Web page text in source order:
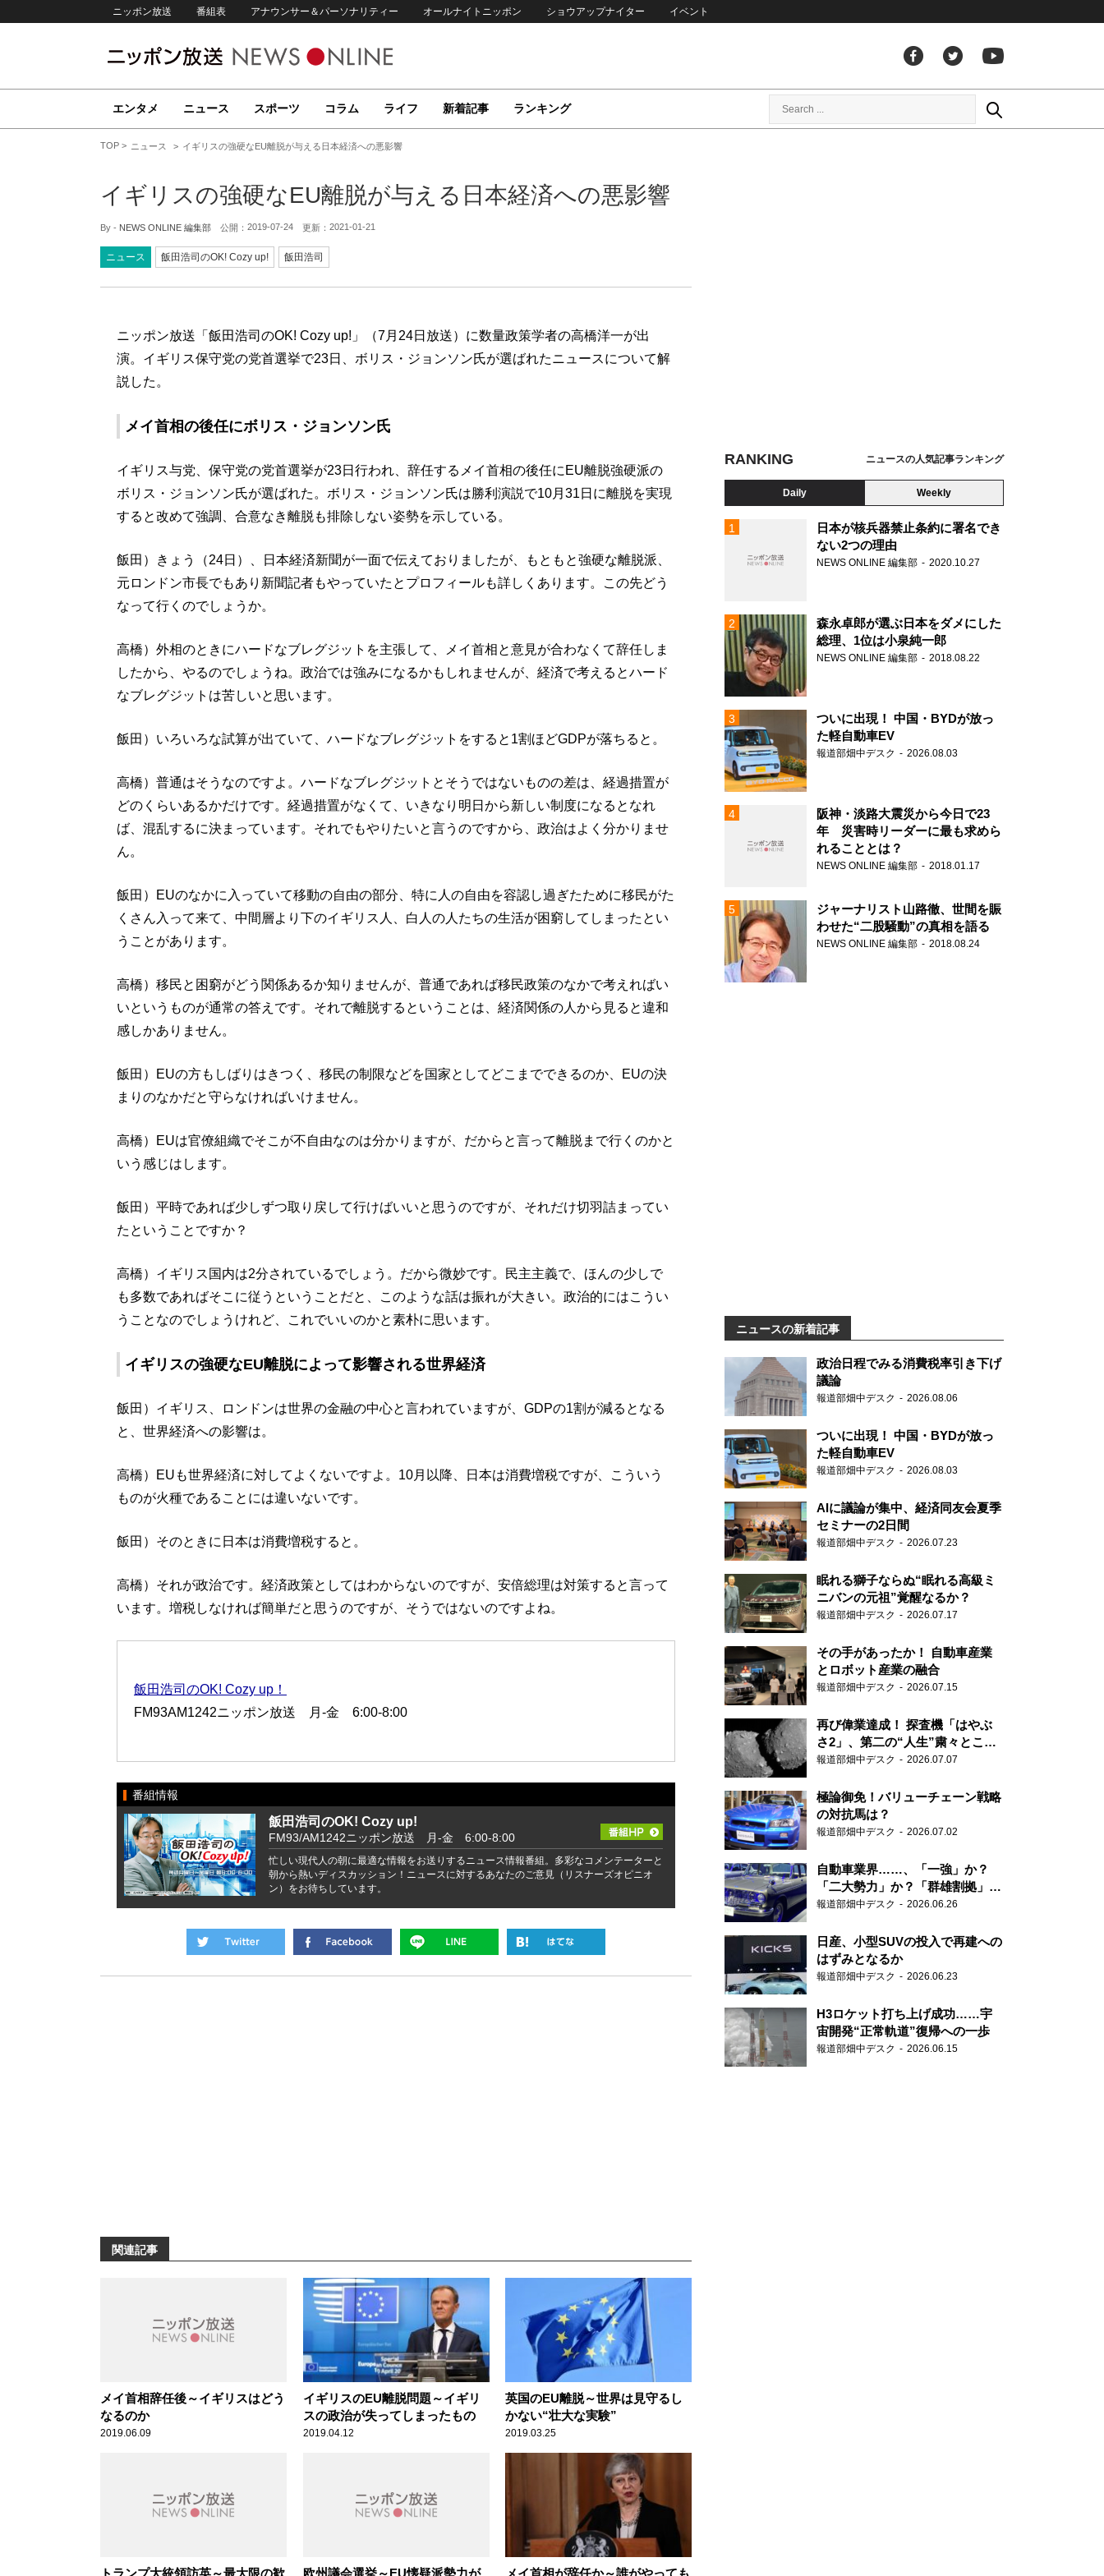
ニッポン放送 番組表 アナウンサー＆パーソナリティー オールナイトニッポン ショウアップナイター イベント
エンタメ ニュース スポーツ コラム ライフ 新着記事 ランキング
TOP ニュース イギリスの強硬なEU離脱が与える日本経済への悪影響
イギリスの強硬なEU離脱が与える日本経済への悪影響
By - NEWS ONLINE 編集部 公開： 2019-07-24 更新： 2021-01-21
ニュース 飯田浩司のOK! Cozy up! 飯田浩司
ニッポン放送「飯田浩司のOK! Cozy up!」（7月24日放送）に数量政策学者の高橋洋一が出
演。イギリス保守党の党首選挙で23日、ボリス・ジョンソン氏が選ばれたニュースについて解
説した。
メイ首相の後任にボリス・ジョンソン氏
イギリス与党、保守党の党首選挙が23日行われ、辞任するメイ首相の後任にEU離脱強硬派の
ボリス・ジョンソン氏が選ばれた。ボリス・ジョンソン氏は勝利演説で10月31日に離脱を実現
すると改めて強調、合意なき離脱も排除しない姿勢を示している。
飯田）きょう（24日）、日本経済新聞が一面で伝えておりましたが、もともと強硬な離脱派、
元ロンドン市長でもあり新聞記者もやっていたとプロフィールも詳しくあります。この先どう
なって行くのでしょうか。
高橋）外相のときにハードなブレグジットを主張して、メイ首相と意見が合わなくて辞任しま
したから、やるのでしょうね。政治では強みになるかもしれませんが、経済で考えるとハード
なブレグジットは苦しいと思います。
飯田）いろいろな試算が出ていて、ハードなブレグジットをすると1割ほどGDPが落ちると。
高橋）普通はそうなのですよ。ハードなブレグジットとそうではないものの差は、経過措置が
どのくらいあるかだけです。経過措置がなくて、いきなり明日から新しい制度になるとなれ
ば、混乱するに決まっています。それでもやりたいと言うのですから、政治はよく分かりませ
ん。
飯田）EUのなかに入っていて移動の自由の部分、特に人の自由を容認し過ぎたために移民がた
くさん入って来て、中間層より下のイギリス人、白人の人たちの生活が困窮してしまったとい
うことがあります。
高橋）移民と困窮がどう関係あるか知りませんが、普通であれば移民政策のなかで考えればい
いというものが通常の答えです。それで離脱するということは、経済関係の人から見ると違和
感しかありません。
飯田）EUの方もしばりはきつく、移民の制限などを国家としてどこまでできるのか、EUの決
まりのなかだと守らなければいけません。
高橋）EUは官僚組織でそこが不自由なのは分かりますが、だからと言って離脱まで行くのかと
いう感じはします。
飯田）平時であれば少しずつ取り戻して行けばいいと思うのですが、それだけ切羽詰まってい
たということですか？
高橋）イギリス国内は2分されているでしょう。だから微妙です。民主主義で、ほんの少しで
も多数であればそこに従うということだと、このような話は振れが大きい。政治的にはこうい
うことなのでしょうけれど、これでいいのかと素朴に思います。
イギリスの強硬なEU離脱によって影響される世界経済
飯田）イギリス、ロンドンは世界の金融の中心と言われていますが、GDPの1割が減るとなる
と、世界経済への影響は。
高橋）EUも世界経済に対してよくないですよ。10月以降、日本は消費増税ですが、こういう
ものが火種であることには違いないです。
飯田）そのときに日本は消費増税すると。
高橋）それが政治です。経済政策としてはわからないのですが、安倍総理は対策すると言って
います。増税しなければ簡単だと思うのですが、そうではないのですよね。
飯田浩司のOK! Cozy up！
FM93AM1242ニッポン放送 月-金 6:00-8:00
番組情報
飯田浩司のOK! Cozy up!
FM93/AM1242ニッポン放送 月-金 6:00-8:00
忙しい現代人の朝に最適な情報をお送りするニュース情報番組。多彩なコメンテーターと
朝から熱いディスカッション！ニュースに対するあなたのご意見（リスナーズオピニオ
ン）をお待ちしています。
関連記事
メイ首相辞任後～イギリスはどう
なるのか
2019.06.09
イギリスのEU離脱問題～イギリ
スの政治が失ってしまったもの
2019.04.12
英国のEU離脱～世界は見守るし
かない“壮大な実験”
2019.03.25
トランプ大統領訪英～最大限の歓 欧州議会選挙～EU懐疑派勢力が メイ首相が辞任か～誰がやっても
RANKING ニュースの人気記事ランキング
Daily Weekly
日本が核兵器禁止条約に署名でき
ない2つの理由
NEWS ONLINE 編集部 2020.10.27
森永卓郎が選ぶ日本をダメにした
総理、1位は小泉純一郎
NEWS ONLINE 編集部 2018.08.22
ついに出現！ 中国・BYDが放っ
た軽自動車EV
報道部畑中デスク 2026.08.03
阪神・淡路大震災から今日で23
年 災害時リーダーに最も求めら
れることとは？
NEWS ONLINE 編集部 2018.01.17
ジャーナリスト山路徹、世間を賑
わせた“二股騒動”の真相を語る
NEWS ONLINE 編集部 2018.08.24
ニュースの新着記事
政治日程でみる消費税率引き下げ
議論
報道部畑中デスク 2026.08.06
ついに出現！ 中国・BYDが放っ
た軽自動車EV
報道部畑中デスク 2026.08.03
AIに議論が集中、経済同友会夏季
セミナーの2日間
報道部畑中デスク 2026.07.23
眠れる獅子ならぬ“眠れる高級ミ
ニバンの元祖”覚醒なるか？
報道部畑中デスク 2026.07.17
その手があったか！ 自動車産業
とロボット産業の融合
報道部畑中デスク 2026.07.15
再び偉業達成！ 探査機「はやぶ
さ2」、第二の“人生”粛々とこな
す
報道部畑中デスク 2026.07.07
極論御免！バリューチェーン戦略
の対抗馬は？
報道部畑中デスク 2026.07.02
自動車業界……、「一強」か？
「二大勢力」か？「群雄割拠」
か？
報道部畑中デスク 2026.06.26
日産、小型SUVの投入で再建への
はずみとなるか
報道部畑中デスク 2026.06.23
H3ロケット打ち上げ成功……宇
宙開発“正常軌道”復帰への一歩
報道部畑中デスク 2026.06.15